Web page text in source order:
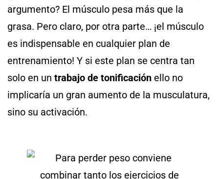
argumento? El músculo pesa más que la
grasa. Pero claro, por otra parte… ¡el músculo
es indispensable en cualquier plan de
entrenamiento! Y si este plan se centra tan
solo en un trabajo de tonificación ello no
implicaría un gran aumento de la musculatura,
sino su activación.